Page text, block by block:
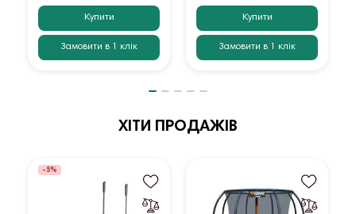
Купити
Замовити в 1 клік
Купити
Замовити в 1 клік
ХІТИ ПРОДАЖІВ
-5%